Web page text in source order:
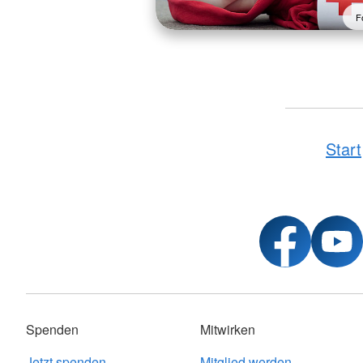
Start
Spenden
Mitwirken